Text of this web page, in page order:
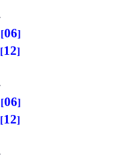
06
12
06
12